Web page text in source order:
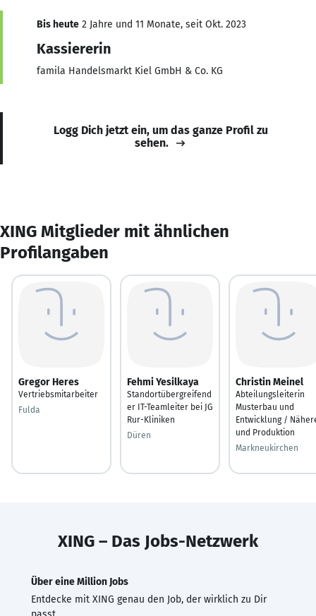
Bis heute 2 Jahre und 11 Monate, seit Okt. 2023
Kassiererin
famila Handelsmarkt Kiel GmbH & Co. KG
Logg Dich jetzt ein, um das ganze Profil zu
sehen.
XING Mitglieder mit ähnlichen
Profilangaben
Gregor Heres
Vertriebsmitarbeiter
Fulda
Fehmi Yesilkaya
Standortübergreifend
er IT-Teamleiter bei JG
Rur-Kliniken
Düren
Christin Meinel
Abteilungsleiterin
Musterbau und
Entwicklung /
und Produktion
Markneukirchen
XING – Das Jobs-Netzwerk
Über eine Million Jobs
Entdecke mit XING genau den Job, der wirklich zu Dir